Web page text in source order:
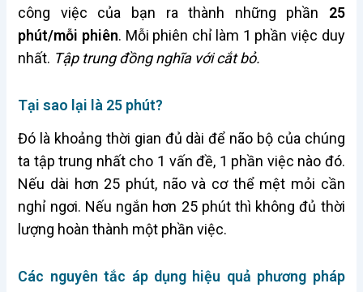
công việc của bạn ra thành những phần 25
phút/mỗi phiên. Mỗi phiên chỉ làm 1 phần việc duy
nhất. Tập trung đồng nghĩa với cắt bỏ.
Tại sao lại là 25 phút?
Đó là khoảng thời gian đủ dài để não bộ của chúng
ta tập trung nhất cho 1 vấn đề, 1 phần việc nào đó.
Nếu dài hơn 25 phút, não và cơ thể mệt mỏi cần
nghỉ ngơi. Nếu ngắn hơn 25 phút thì không đủ thời
lượng hoàn thành một phần việc.
Các nguyên tắc áp dụng hiệu quả phương pháp